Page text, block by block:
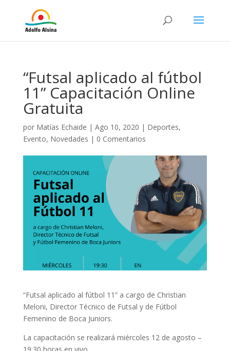
“Futsal aplicado al fútbol
11” Capacitación Online
Gratuita
por Matías Echaide | Ago 10, 2020 | Deportes,
Evento, Novedades | 0 Comentarios
“Futsal aplicado al fútbol 11” a cargo de Christian
Meloni, Director Técnico de Futsal y de Fútbol
Femenino de Boca Juniors.
La capacitación se realizará miércoles 12 de agosto –